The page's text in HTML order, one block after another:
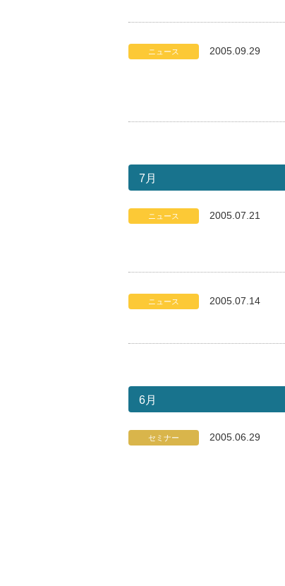
ニュース 2005.09.29
7月
ニュース 2005.07.21
ニュース 2005.07.14
6月
セミナー 2005.06.29